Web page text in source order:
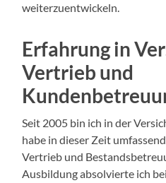
weiterzuentwickeln.
Erfahrung in
Vertrieb und
Seit 2005 bin ich in der
habe in dieser Zeit
Vertrieb und
Ausbildung absolvierte ich